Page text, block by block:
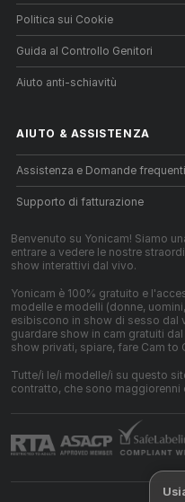
Politica sui Cookie
Guida al Controllo Genitori
Aiuto anti-schiavitù
AIUTO & ASSISTENZA
Assistenza e Domande frequenti
Supporto di fatturazione
Benvenuto su Yonicam! Siamo
entrare a vedere le nostre
show interattivi dal vivo.
Yonicam è 100% gratuito e
modelle e modelli (donne,
esibiscono in show di sesso dal
guardare show in cam gratuiti
show privati, spiare, fare Cam to
Tutte/i le/i modelle/i su questo
contratto, che sono maggiorenni